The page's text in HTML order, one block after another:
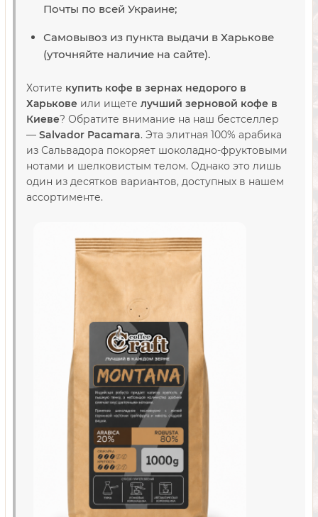
Почты по всей Украине;
Самовывоз из пункта выдачи в Харькове
(уточняйте наличие на сайте).
Хотите купить кофе в зернах недорого в
Харькове или ищете лучший зерновой кофе в
Киеве? Обратите внимание на наш бестселлер
— Salvador Pacamara. Эта элитная 100% арабика
из Сальвадора покоряет шоколадно-фруктовыми
нотами и шелковистым телом. Однако это лишь
один из десятков вариантов, доступных в нашем
ассортименте.